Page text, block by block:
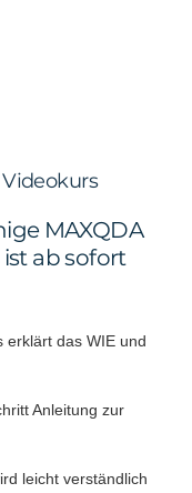
MAXQDA
ab sofort
erklärt das WIE und
Anleitung zur
leicht verständlich